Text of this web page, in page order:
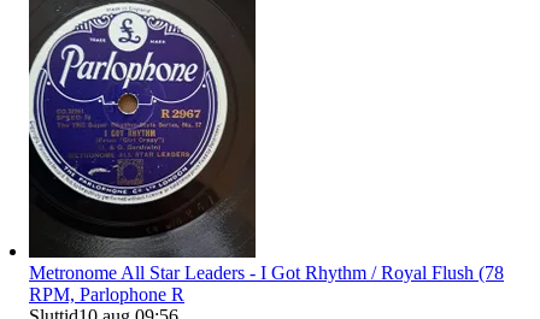
Metronome All Star Leaders - I Got Rhythm / Royal Flush (78
RPM, Parlophone R